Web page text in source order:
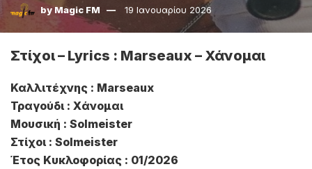
by Magic FM 19 Ιανουαρίου 2026